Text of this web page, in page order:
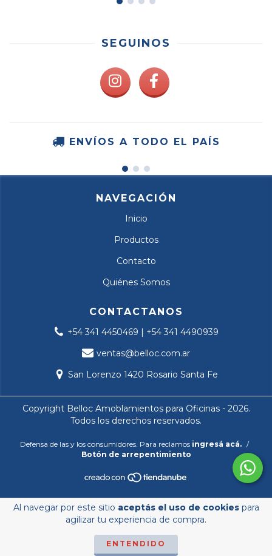
Al navegar por este sitio aceptás el uso de cookiespara
agilizar tu experiencia de compra.
ENTENDIDO
SEGUINOS
ENVÍOS A TODO EL PAÍS
NAVEGACIÓN
Inicio
Productos
Contacto
Quiénes Somos
CONTACTANOS
+54 341 4450469 | +54 341 4490939
ventas@belloc.com.ar
San Lorenzo 1420 Rosario Santa Fe
Copyright Belloc Amoblamientos para Oficinas - 2026.
Todos los derechos reservados.
Defensa de las y los consumidores. Para reclamos ingresá acá. /
Botón de arrepentimiento